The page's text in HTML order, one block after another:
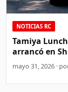
NOTICIAS RC
Tamiya
arrancó en
mayo 31, 2026 ·